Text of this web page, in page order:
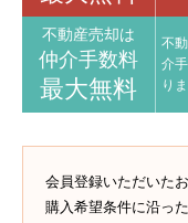
不動産売却は
仲介手数料
最大無料
不
介
りま
会員登録いただいた
購入希望条件に沿っ